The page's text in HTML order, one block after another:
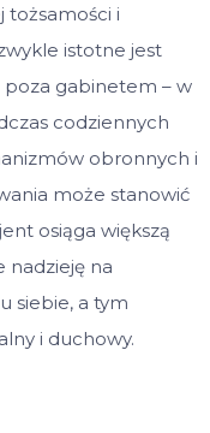
tożsamości i
istotne jest
gabinetem – w
codziennych
obronnych i
może stanowić
osiąga większą
nadzieję na
siebie, a tym
i duchowy.